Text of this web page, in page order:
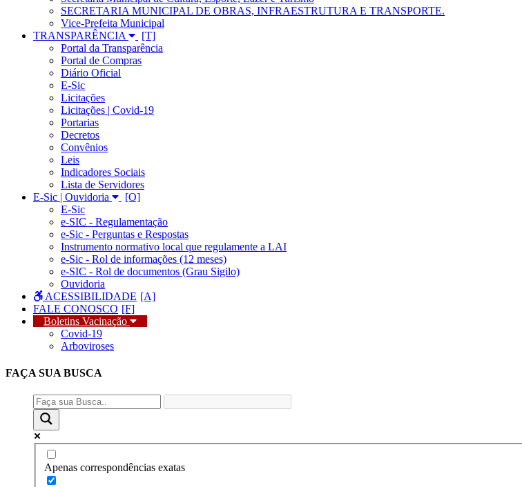
SECRETARIA MUNICIPAL DE OBRAS, INFRAESTRUTURA E TRANSPORTE.
Vice-Prefeita Municipal
TRANSPARÊNCIA
Portal da Transparência
Portal de Compras
Diário Oficial
E-Sic
Licitações
Licitações | Covid-19
Portarias
Decretos
Convênios
Leis
Indicadores Sociais
Lista de Servidores
E-Sic | Ouvidoria
E-Sic
e-SIC - Regulamentação
e-Sic - Perguntas e Respostas
Instrumento normativo local que regulamente a LAI
e-Sic - Rol de informações (12 meses)
e-SIC - Rol de documentos (Grau Sigilo)
Ouvidoria
ACESSIBILIDADE
FALE CONOSCO
Boletins Vacinação
Covid-19
Arboviroses
FAÇA SUA BUSCA
Apenas correspondências exatas